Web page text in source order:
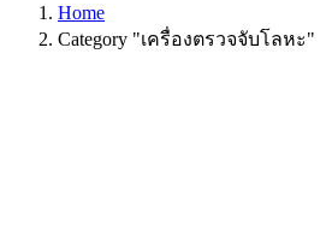
Home
Category "เครื่องตรวจจับโลหะ"